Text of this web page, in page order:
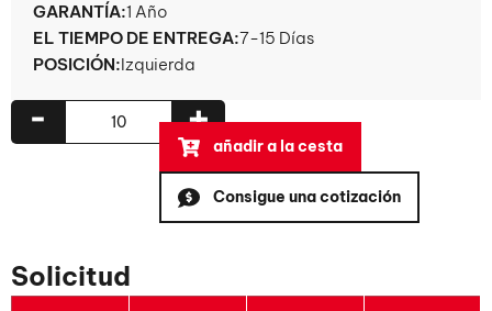
GARANTÍA:1 Año
EL TIEMPO DE ENTREGA:7-15 Días
POSICIÓN:Izquierda
+
-
añadir a la cesta
Consigue una cotización
Solicitud